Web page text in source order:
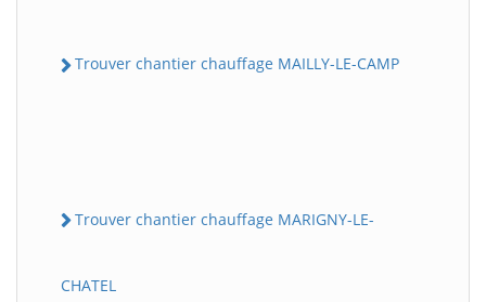
Trouver chantier chauffage MAILLY-LE-CAMP
Trouver chantier chauffage MARIGNY-LE-
CHATEL